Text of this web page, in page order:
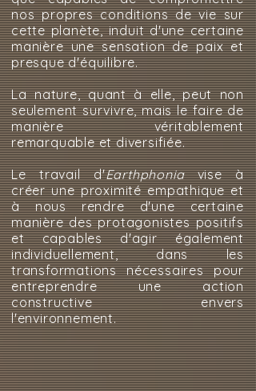
nos propres conditions de vie sur
cette planète, induit d'une certaine
manière une sensation de paix et
presque d'équilibre.
La nature, quant à elle, peut non
seulement survivre, mais le faire de
manière véritablement
remarquable et diversifiée.
Le travail d'Earthphoniavise à
créer une proximité empathique et
à nous rendre d'une certaine
manière des protagonistes positifs
et capables d'agir également
individuellement, dans les
transformations nécessaires pour
entreprendre une action
constructive envers
l'environnement.